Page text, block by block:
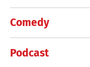
Comedy
Podcast